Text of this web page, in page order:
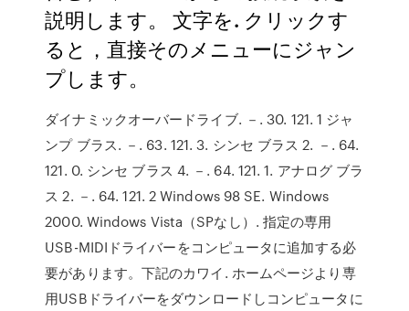
説明します。 文字を. クリックす
ると，直接そのメニューにジャン
プします。
ダイナミックオーバードライブ. －. 30. 121. 1 ジャ
ンプ ブラス. －. 63. 121. 3. シンセ ブラス 2. －. 64.
121. 0. シンセ ブラス 4. －. 64. 121. 1. アナログ ブラ
ス 2. －. 64. 121. 2 Windows 98 SE. Windows
2000. Windows Vista（SPなし）. 指定の専用
USB-MIDIドライバーをコンピュータに追加する必
要があります。下記のカワイ. ホームページより専
用USBドライバーをダウンロードしコンピュータに